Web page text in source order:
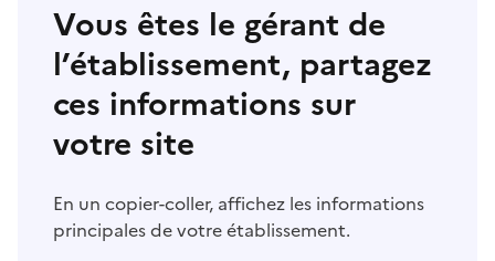
Vous êtes le gérant de
l’établissement, partagez
ces informations sur
votre site
En un copier-coller, affichez les informations
principales de votre établissement.